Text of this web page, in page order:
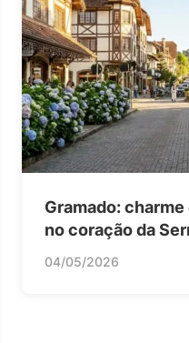
Gramado:
no coração da
04/05/2026